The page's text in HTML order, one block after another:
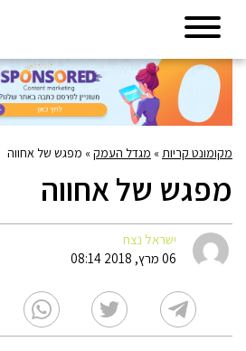
מקומונט קריות » מגדל העמק» מפגש של אחווה
מפגש של אחווה
ישראל נצח
06 מרץ, 2018 08:14